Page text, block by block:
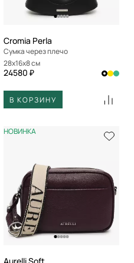
Cromia Perla
Сумка через плечо
28x16x8 см
24580 ₽
В КОРЗИНУ
НОВИНКА